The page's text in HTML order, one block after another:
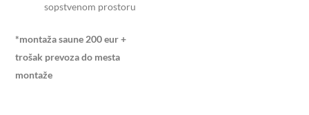
sopstvenom prostoru
*montaža saune 200 eur +
trošak prevoza do mesta
montaže